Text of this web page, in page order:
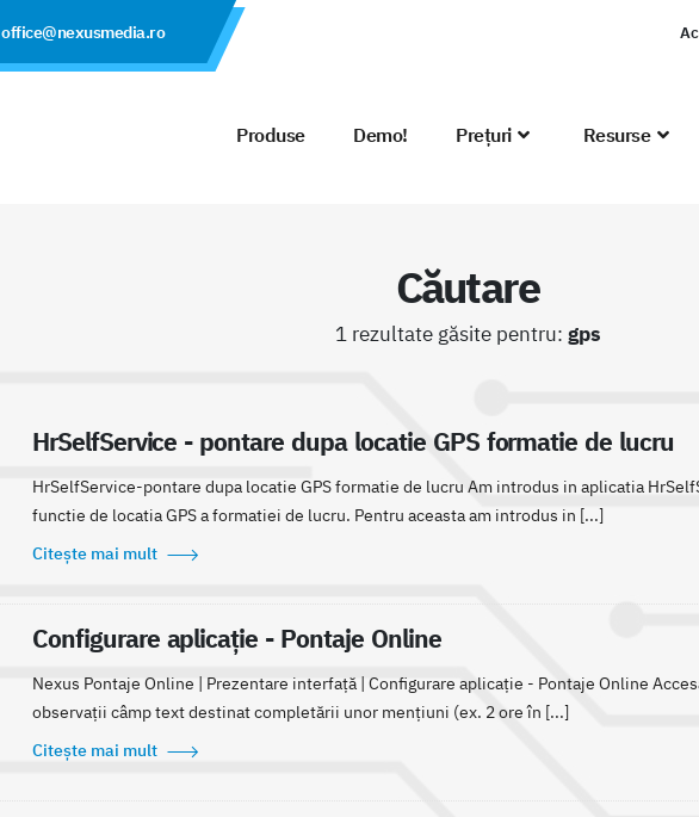
office@nexusmedia.ro
Produse Demo! Prețuri Resurse
Căutare
1 rezultate găsite pentru: gps
HrSelfService - pontare dupa locatie GPS formatie de lucru
HrSelfService-pontare dupa locatie GPS formatie de lucru Am introdus in aplicatia
functie de locatia GPS a formatiei de lucru. Pentru aceasta am introdus in [...]
Citește mai mult
Configurare aplicație - Pontaje Online
Nexus Pontaje Online | Prezentare interfaţă | Configurare aplicație - Pontaje Online
observații câmp text destinat completării unor mențiuni (ex. 2 ore în [...]
Citește mai mult